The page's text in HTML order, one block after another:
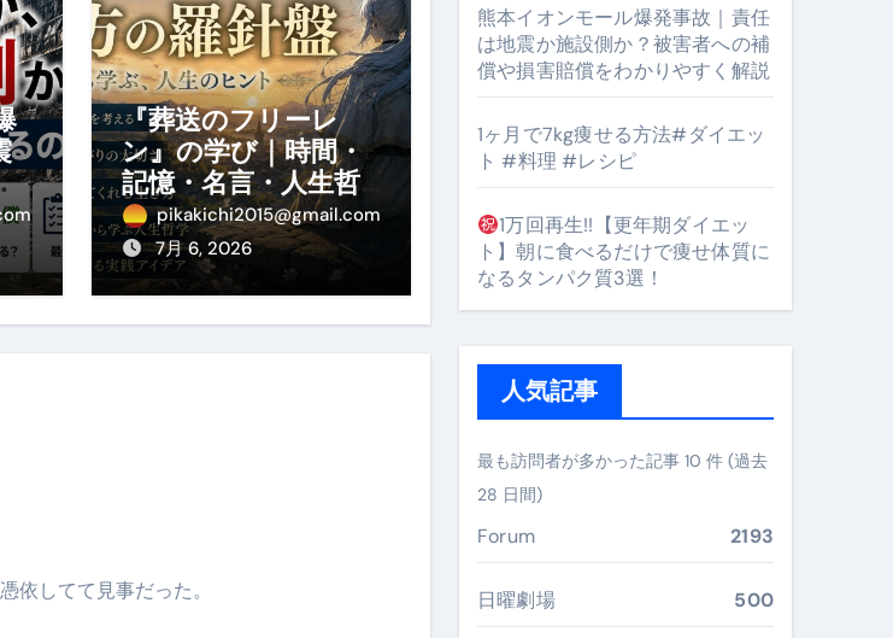
重要な女性ホルモンと男性ホルモン
スの信用を築く――そのすべての起点となるのが独自ドメイン
い時！ゲーミングPC・高性能BTOを最安で手に入れる方法
× iMazing で完成する「究極のスマホ防衛システム」完全ガイド
食付き割引まで網羅 ― “失敗せずに選ぶ”実践大全
が“セット割”で最安級！ スカイマーク／Peach／FDA／ソラシドエアを目的別に選ぶコツと、失敗し
介
何をするサイトか”が一目で伝わる。いま選ばれている新定番ドメイン
果まとめ】#梅干し #ダイエット #筋トレ #美容 #健康 #雑学 #ナレーター #小林将大
かる効果まとめ】#ダイエット #筋トレ #美容 #健康 #雑学 #ナレーター #小林将大
『葬送のフリーレ
ン』の学び｜時間・
記憶・名言・人生哲
学から読み解く生き
方
pikakichi2015@gmail.com
7月 6, 2026
依してて見事だった。
熊本イオンモール爆発事故｜責任
は地震か施設側か？被害者への補
償や損害賠償をわかりやすく解説
1ヶ月で7kg痩せる方法#ダイエッ
ト #料理 #レシピ
1万回再生!!【更年期ダイエッ
ト】朝に食べるだけで痩せ体質に
なるタンパク質3選！
人気記事
最も訪問者が多かった記事 10 件 (過去
28 日間)
Forum 2193
日曜劇場 500